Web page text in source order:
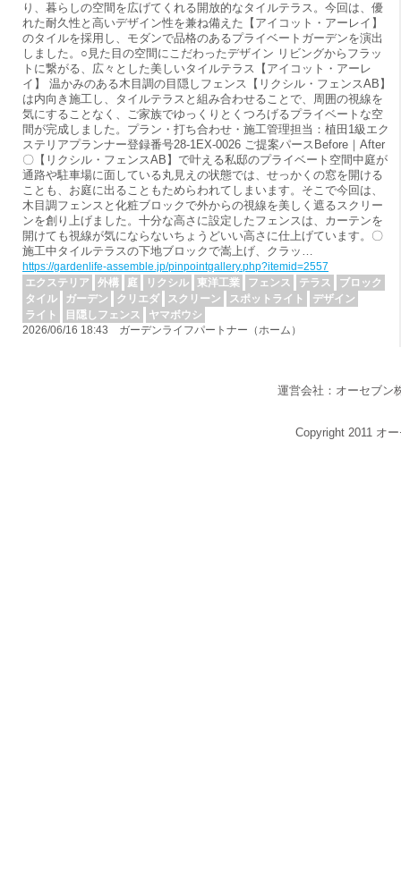
り、暮らしの空間を広げてくれる開放的なタイルテラス。今回は、優
れた耐久性と高いデザイン性を兼ね備えた【アイコット・アーレイ】
のタイルを採用し、モダンで品格のあるプライベートガーデンを演出
しました。○見た目の空間にこだわったデザイン リビングからフラッ
トに繋がる、広々とした美しいタイルテラス【アイコット・アーレ
イ】 温かみのある木目調の目隠しフェンス【リクシル・フェンスAB】
は内向き施工し、タイルテラスと組み合わせることで、周囲の視線を
気にすることなく、ご家族でゆっくりとくつろげるプライベートな空
間が完成しました。プラン・打ち合わせ・施工管理担当：植田1級エク
ステリアプランナー登録番号28-1EX-0026 ご提案パースBefore｜After
〇【リクシル・フェンスAB】で叶える私邸のプライベート空間中庭が
通路や駐車場に面している丸見えの状態では、せっかくの窓を開ける
ことも、お庭に出ることもためらわれてしまいます。そこで今回は、
木目調フェンスと化粧ブロックで外からの視線を美しく遮るスクリー
ンを創り上げました。十分な高さに設定したフェンスは、カーテンを
開けても視線が気にならないちょうどいい高さに仕上げています。〇
施工中タイルテラスの下地ブロックで嵩上げ、クラッ…
https://gardenlife-assemble.jp/pinpointgallery.php?itemid=2557
エクステリア
外構 庭 リクシル 東洋工業 フェンス テラス
ブロック
タイル
ガーデン クリエダ スクリーン スポットライト
デザイン
ライト
目隠しフェンス
ヤマボウシ
2026/06/16 18:43 ガーデンライフパートナー（ホーム）
運営会社：オーセブン
Copyright 2011 オ